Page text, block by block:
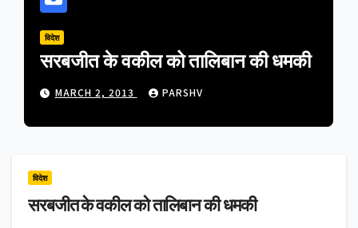
विदेश
सरबजीत के वकील को तालिबान की धमकी
MARCH 2, 2013 PARSHV
विदेश
सरबजीत के वकील को तालिबान की धमकी